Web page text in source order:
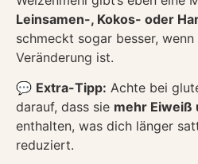
Leinsamen-, Kokos- oder
schmeckt sogar besser,
Veränderung ist.
💬 Extra-Tipp: Achte bei
darauf, dass sie mehr Eiweiß
enthalten, was dich länger
reduziert.